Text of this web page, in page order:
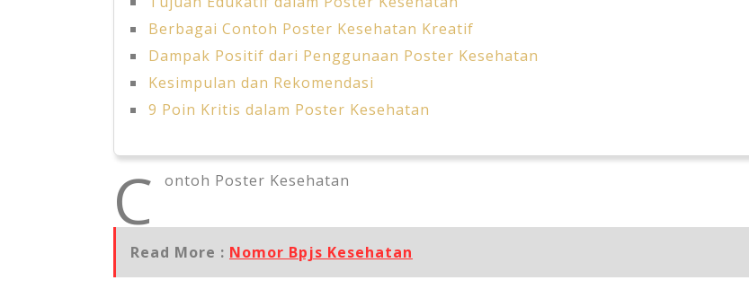
Berbagai Contoh Poster Kesehatan Kreatif
Dampak Positif dari Penggunaan Poster Kesehatan
Kesimpulan dan Rekomendasi
9 Poin Kritis dalam Poster Kesehatan
C ontoh Poster Kesehatan
Read More : Nomor Bpjs Kesehatan